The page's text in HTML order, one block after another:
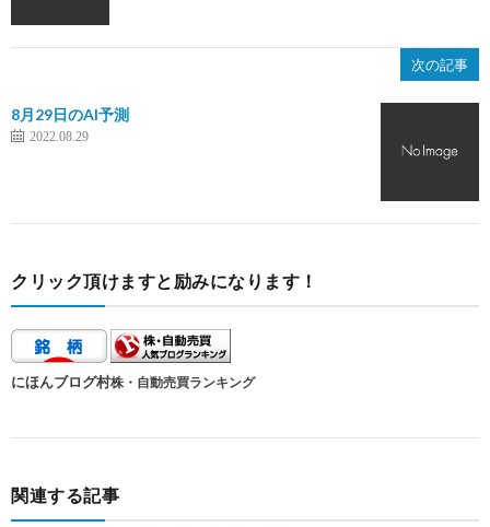
次の記事
8月29日のAI予測
2022.08.29
クリック頂けますと励みになります！
にほんブログ村株・自動売買ランキング
関連する記事